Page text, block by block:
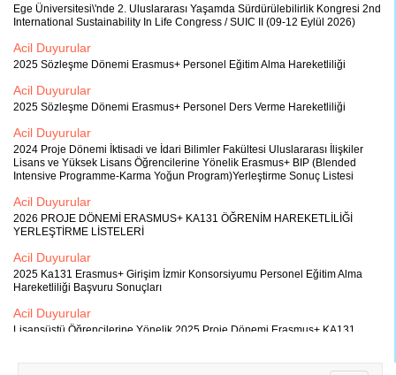
Ege Üniversitesi\'nde 2. Uluslararası Yaşamda Sürdürülebilirlik Kongresi 2nd
International Sustainability In Life Congress / SUIC II (09-12 Eylül 2026)
Acil Duyurular
2025 Sözleşme Dönemi Erasmus+ Personel Eğitim Alma Hareketliliği
Acil Duyurular
2025 Sözleşme Dönemi Erasmus+ Personel Ders Verme Hareketliliği
Acil Duyurular
2024 Proje Dönemi İktisadi ve İdari Bilimler Fakültesi Uluslararası İlişkiler
Lisans ve Yüksek Lisans Öğrencilerine Yönelik Erasmus+ BIP (Blended
Intensive Programme-Karma Yoğun Program)Yerleştirme Sonuç Listesi
Acil Duyurular
2026 PROJE DÖNEMİ ERASMUS+ KA131 ÖĞRENİM HAREKETLİLİĞİ
YERLEŞTİRME LİSTELERİ
Acil Duyurular
2025 Ka131 Erasmus+ Girişim İzmir Konsorsiyumu Personel Eğitim Alma
Hareketliliği Başvuru Sonuçları
Acil Duyurular
Lisansüstü Öğrencilerine Yönelik 2025 Proje Dönemi Erasmus+ KA131